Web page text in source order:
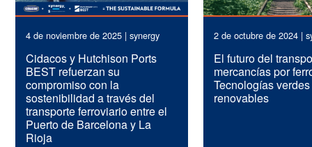
4 de noviembre de 2025 | synergy
Cidacos y Hutchison Ports
BEST refuerzan su
compromiso con la
sostenibilidad a través del
transporte ferroviario entre el
Puerto de Barcelona y La
Rioja
2 de octubre de 2024 |
El futuro del
mercancías por
Tecnologías
renovables